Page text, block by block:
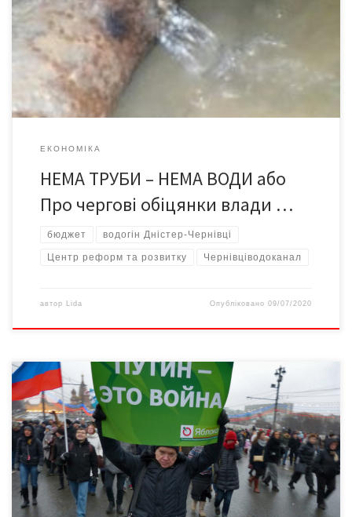
трапляється в районі н/ст. Біла, де прориває магістральну
трубу водогону Дністер-Чернівці. Її часткова заміна
передбачена ще «Проєктом муніципального водного
господарства м.Чернівці, стадія 1», на яку від 2016 року
виділено 17 […]
ЕКОНОМІКА
НЕМА ТРУБИ – НЕМА ВОДИ або
Про чергові обіцянки влади …
бюджет водогін Дністер-Чернівці
Центр реформ та розвитку Чернівціводоканал
автор Lida Опубліковано09/07/2020
Дзвінків до редакції саме з таким занепокоєнням протягом
двох останніх тижнів було чимало. Ми переадресували всі ці
запитання політологу Ігорю БУРКУТУ. ПУТІН ПРО
«РОСІЙСЬКІ ТЕРИТОРІЇ» У СКЛАДІ ІНШИХ ДЕРЖАВ У неділю, 21
червня, Москва на пропагандистському каналі «Росія – 1»
показала фільм «Росія. Кремль. Путін». Йому передувало
інтерв’ю президента РФ, яке […]